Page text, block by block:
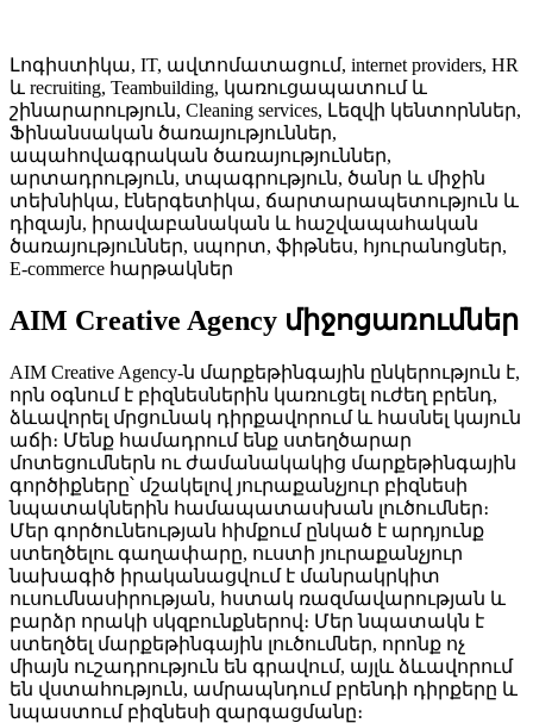
Լոգիստիկա, IT, ավտոմատացում, internet providers, HR
և recruiting, Teambuilding, կառուցապատում և
շինարարություն, Cleaning services, Լեզվի կենտորններ,
Ֆինանսական ծառայություններ,
ապահովագրական ծառայություններ,
արտադրություն, տպագրություն, ծանր և միջին
տեխնիկա, էներգետիկա, ճարտարապետություն և
դիզայն, իրավաբանական և հաշվապահական
ծառայություններ, սպորտ, ֆիթնես, հյուրանոցներ,
E-commerce հարթակներ
AIM Creative Agency միջոցառումներ
AIM Creative Agency-ն մարքեթինգային ընկերություն է,
որն օգնում է բիզնեսներին կառուցել ուժեղ բրենդ,
ձևավորել մրցունակ դիրքավորում և հասնել կայուն
աճի։ Մենք համադրում ենք ստեղծարար
մոտեցումներն ու ժամանակակից մարքեթինգային
գործիքները՝ մշակելով յուրաքանչյուր բիզնեսի
նպատակներին համապատասխան լուծումներ։
Մեր գործունեության հիմքում ընկած է արդյունք
ստեղծելու գաղափարը, ուստի յուրաքանչյուր
նախագիծ իրականացվում է մանրակրկիտ
ուսումնասիրության, հստակ ռազմավարության և
բարձր որակի սկզբունքներով։ Մեր նպատակն է
ստեղծել մարքեթինգային լուծումներ, որոնք ոչ
միայն ուշադրություն են գրավում, այլև ձևավորում
են վստահություն, ամրապնդում բրենդի դիրքերը և
նպաստում բիզնեսի զարգացմանը։